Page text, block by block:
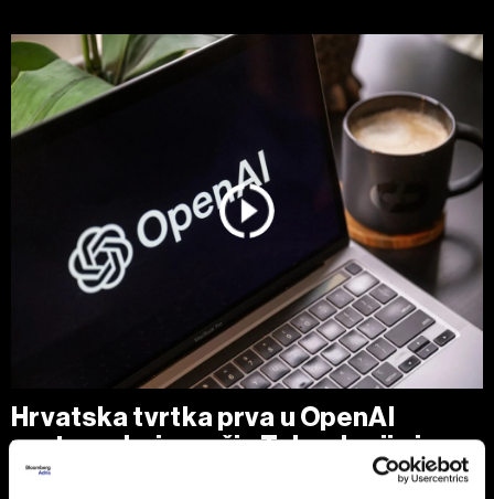
Hrvatska tvrtka prva u OpenAI
partnerskoj mreži - Tehnologija je
globalna, ali biznis je lokalan